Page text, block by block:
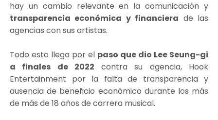
hay un cambio relevante en la comunicación y
transparencia económica y financiera de las
agencias con sus artistas.
Todo esto llega por el paso que dio Lee Seung-gi
a finales de 2022 contra su agencia, Hook
Entertainment por la falta de transparencia y
ausencia de beneficio económico durante los más
de más de 18 años de carrera musical.